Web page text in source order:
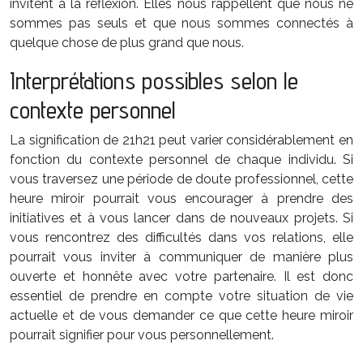
invitent à la réflexion. Elles nous rappellent que nous ne
sommes pas seuls et que nous sommes connectés à
quelque chose de plus grand que nous.
Interprétations possibles selon le
contexte personnel
La signification de 21h21 peut varier considérablement en
fonction du contexte personnel de chaque individu. Si
vous traversez une période de doute professionnel, cette
heure miroir pourrait vous encourager à prendre des
initiatives et à vous lancer dans de nouveaux projets. Si
vous rencontrez des difficultés dans vos relations, elle
pourrait vous inviter à communiquer de manière plus
ouverte et honnête avec votre partenaire. Il est donc
essentiel de prendre en compte votre situation de vie
actuelle et de vous demander ce que cette heure miroir
pourrait signifier pour vous personnellement.